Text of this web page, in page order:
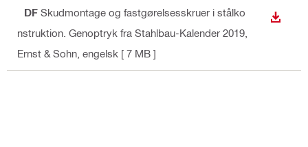
PDF Skudmontage og fastgørelsesskruer i stålko
nstruktion. Genoptryk fra Stahlbau-Kalender 2019,
Ernst & Sohn , engelsk [ 7 MB ]